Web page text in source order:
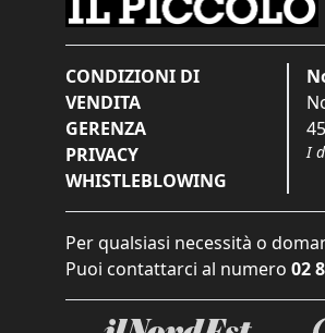
CONDIZIONI DI
VENDITA
GERENZA
PRIVACY
WHISTLEBLOWING
I
Per qualsiasi necessità o
Puoi contattarci al numero 02